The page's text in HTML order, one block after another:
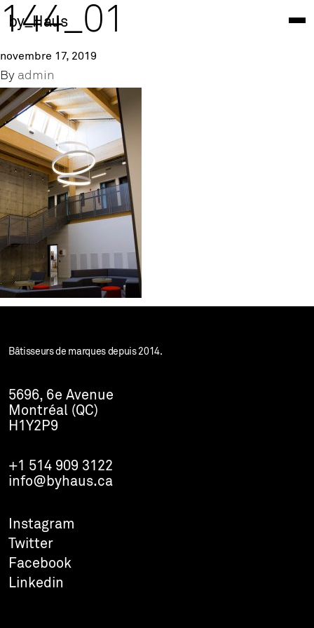
by_Haus
144_01
novembre 17, 2019
By admin
Bâtisseurs de marques depuis 2014.
5696, 6e Avenue
Montréal (QC)
H1Y2P9
+1 514 909 3122
info@byhaus.ca
Instagram
Twitter
Facebook
Linkedin